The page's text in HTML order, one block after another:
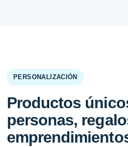
PERSONALIZACIÓN
Productos
personas,